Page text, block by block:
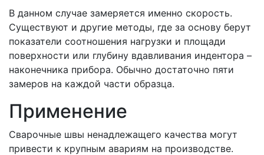
В данном случае замеряется именно скорость.
Существуют и другие методы, где за основу берут
показатели соотношения нагрузки и площади
поверхности или глубину вдавливания индентора –
наконечника прибора. Обычно достаточно пяти
замеров на каждой части образца.
Применение
Сварочные швы ненадлежащего качества могут
привести к крупным авариям на производстве.